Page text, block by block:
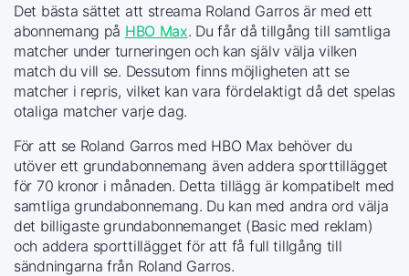
Det bästa sättet att streama Roland Garros är med ett
abonnemang på HBO Max. Du får då tillgång till samtliga
matcher under turneringen och kan själv välja vilken
match du vill se. Dessutom finns möjligheten att se
matcher i repris, vilket kan vara fördelaktigt då det spelas
otaliga matcher varje dag.
För att se Roland Garros med HBO Max behöver du
utöver ett grundabonnemang även addera sporttillägget
för 70 kronor i månaden. Detta tillägg är kompatibelt med
samtliga grundabonnemang. Du kan med andra ord välja
det billigaste grundabonnemanget (Basic med reklam)
och addera sporttillägget för att få full tillgång till
sändningarna från Roland Garros.